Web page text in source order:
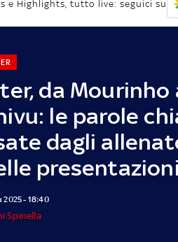
e Highlights, tutto live: seguici su
da Mourinho
le parole
dagli
presentazioni
2025 - 18:40
Spinella